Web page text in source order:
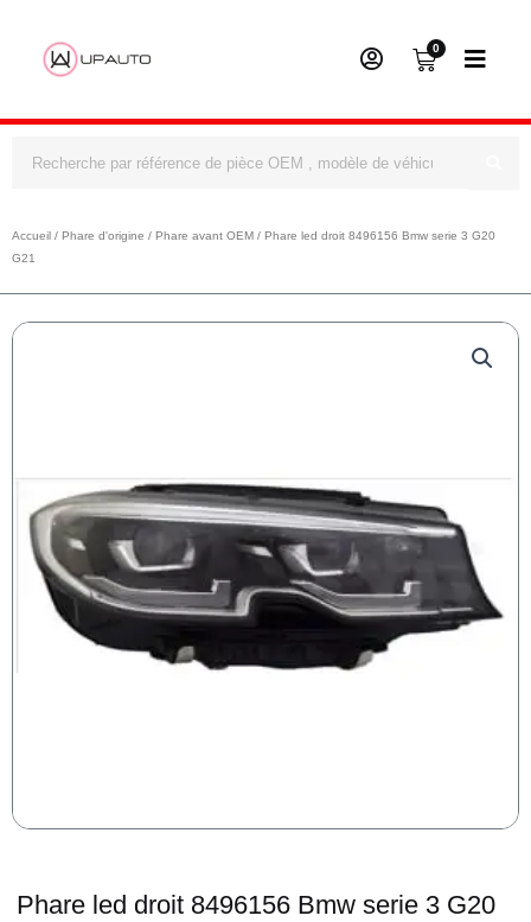
0
Panier
Accueil / Phare d'origine / Phare avant OEM / Phare led droit 8496156 Bmw serie 3 G20
G21
Phare led droit 8496156 Bmw serie 3 G20